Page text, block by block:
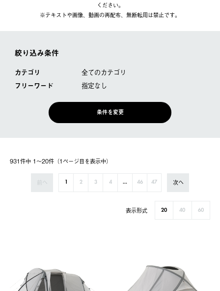
ください。
※テキストや画像、動画の再配布、無断転⽤は禁⽌です。
絞り込み条件
カテゴリ
全てのカテゴリ
フリーワード
指定なし
条件を変更
931件中 1〜20件（1ページ⽬を表⽰中）
前へ 1 2 3 4 ... 46 47 次へ
表示形式 20 40 60